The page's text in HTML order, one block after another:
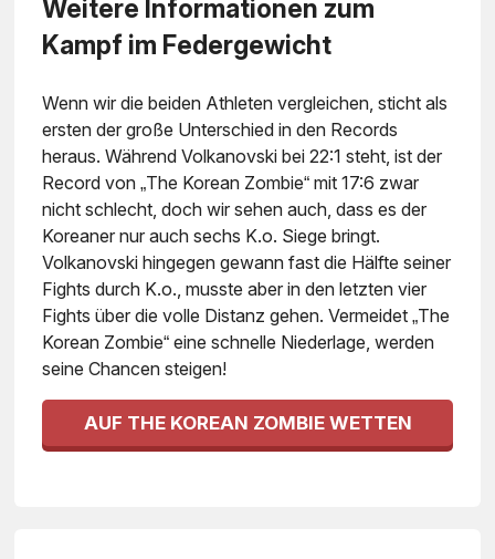
Weitere Informationen zum
Kampf im Federgewicht
Wenn wir die beiden Athleten vergleichen, sticht als
ersten der große Unterschied in den Records
heraus. Während Volkanovski bei 22:1 steht, ist der
Record von „The Korean Zombie“ mit 17:6 zwar
nicht schlecht, doch wir sehen auch, dass es der
Koreaner nur auch sechs K.o. Siege bringt.
Volkanovski hingegen gewann fast die Hälfte seiner
Fights durch K.o., musste aber in den letzten vier
Fights über die volle Distanz gehen. Vermeidet „The
Korean Zombie“ eine schnelle Niederlage, werden
seine Chancen steigen!
AUF THE KOREAN ZOMBIE WETTEN